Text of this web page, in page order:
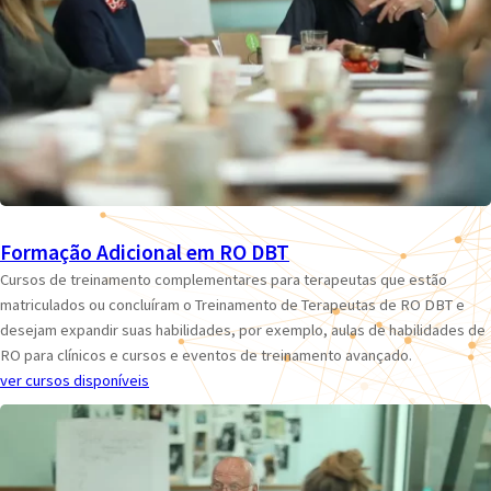
Formação Adicional em RO DBT
Cursos de treinamento complementares para terapeutas que estão
matriculados ou concluíram o Treinamento de Terapeutas de RO DBT e
desejam expandir suas habilidades, por exemplo, aulas de habilidades de
RO para clínicos e cursos e eventos de treinamento avançado.
ver cursos disponíveis